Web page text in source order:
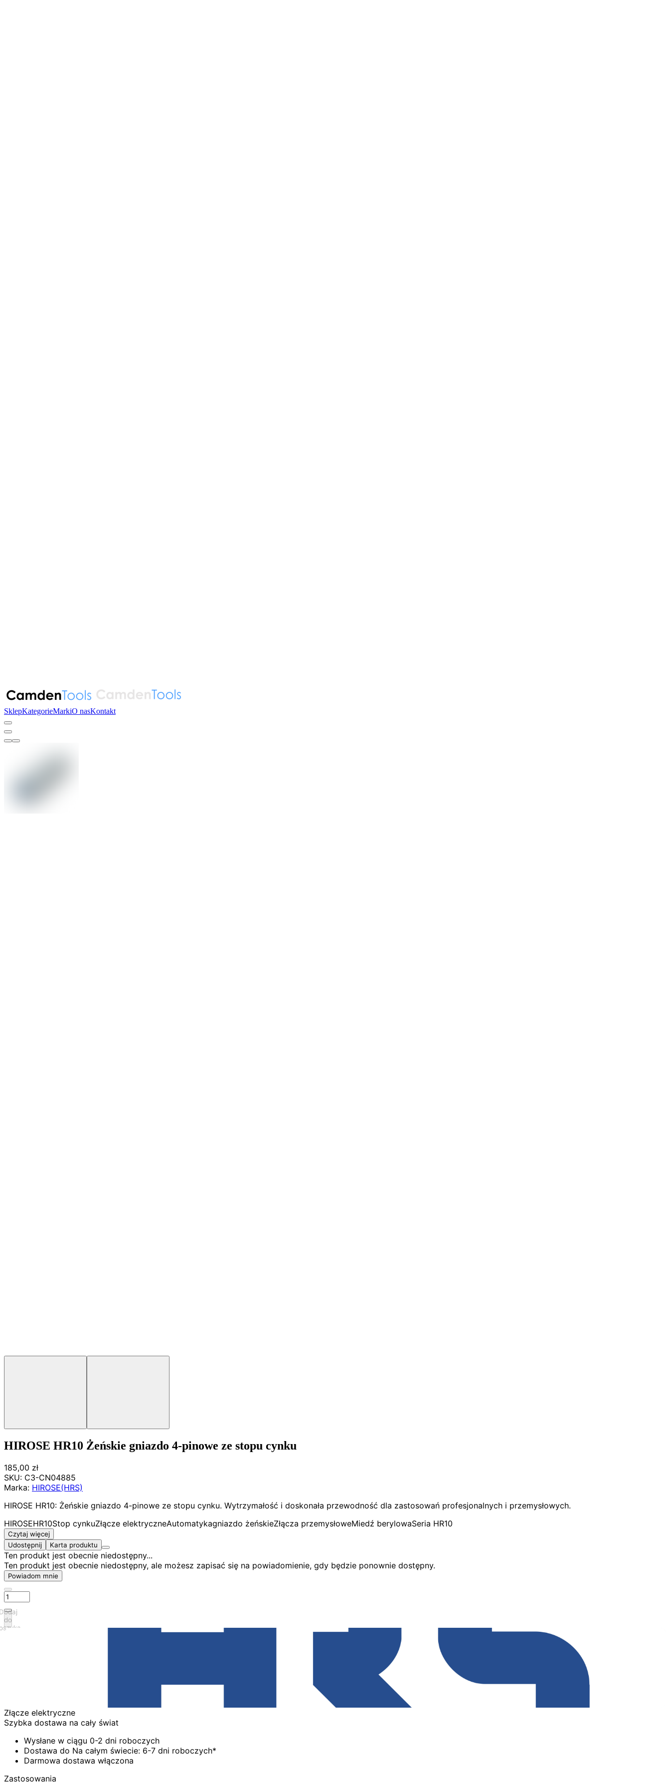
SklepKategorieMarkiO nasKontakt
HIROSE HR10 Żeńskie gniazdo 4-pinowe ze stopu cynku
185,00 zł
SKU: C3-CN04885
Marka: HIROSE(HRS)
HIROSE HR10: Żeńskie gniazdo 4-pinowe ze stopu cynku. Wytrzymałość i doskonała przewodność dla zastosowań profesjonalnych i przemysłowych.
HIROSEHR10Stop cynkuZłącze elektryczneAutomatykagniazdo żeńskieZłącza przemysłoweMiedź berylowaSeria HR10
Czytaj więcej
Udostępnij
Karta produktu
Ten produkt jest obecnie niedostępny...
Ten produkt jest obecnie niedostępny, ale możesz zapisać się na powiadomienie, gdy będzie ponownie dostępny.
Powiadom mnie
do
Złącze elektryczne
Szybka dostawa na cały świat
Wysłane w ciągu 0-2 dni roboczych
Dostawa do Na całym świecie: 6-7 dni roboczych*
Darmowa dostawa włączona
Zastosowania